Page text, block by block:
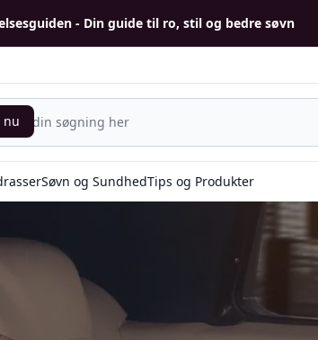
- Din guide til ro, stil og bedre søvn
nu
Søvn og SundhedTips og Produkter